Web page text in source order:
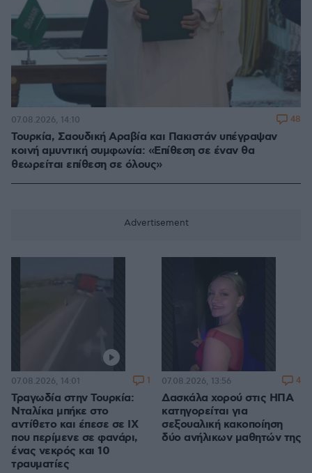
Τουρκία, Σαουδική Αραβία και Πακιστάν υπέγραψαν
κοινή αμυντική συμφωνία: «Επίθεση σε έναν θα
θεωρείται επίθεση σε όλους»
07.08.2026, 14:10 48
Τραγωδία στην Τουρκία:
Νταλίκα μπήκε στο
αντίθετο και έπεσε σε ΙΧ
που περίμενε σε φανάρι,
ένας νεκρός και 10
τραυματίες
07.08.2026, 14:01 1
Δασκάλα χορού στις ΗΠΑ
κατηγορείται για
σεξουαλική κακοποίηση
δύο ανήλικων μαθητών της
07.08.2026, 13:56 4